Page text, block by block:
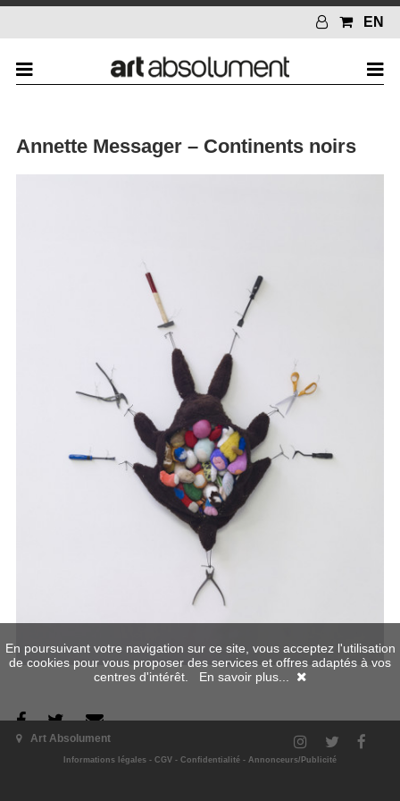
EN
Annette Messager – Continents noirs
L'exposition
Art Absolument
Informations légales - CGV - Confidentialité - Annonceurs/Publicité
En poursuivant votre navigation sur ce site, vous acceptez l'utilisation
de cookies pour vous proposer des services et offres adaptés à vos
centres d'intérêt. En savoir plus...